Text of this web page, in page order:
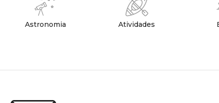
Astronomia Atividades